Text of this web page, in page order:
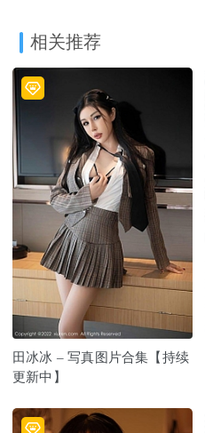
相关推荐
田冰冰 – 写真图片合集【持续
更新中】